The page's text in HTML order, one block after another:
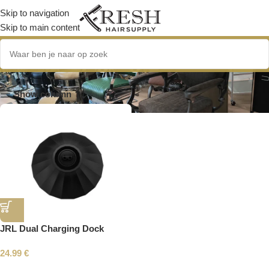
Skip to navigation
Skip to main content
dual charging dock
Show column
JRL Dual Charging Dock
24.99 €